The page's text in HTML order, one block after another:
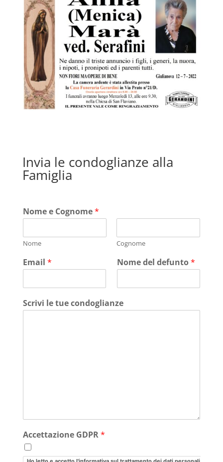
Invia le condoglianze alla
Famiglia
Nome e Cognome*
Nome Cognome
Email * Nome del defunto*
Scrivi le tue condoglianze
Accettazione GDPR*